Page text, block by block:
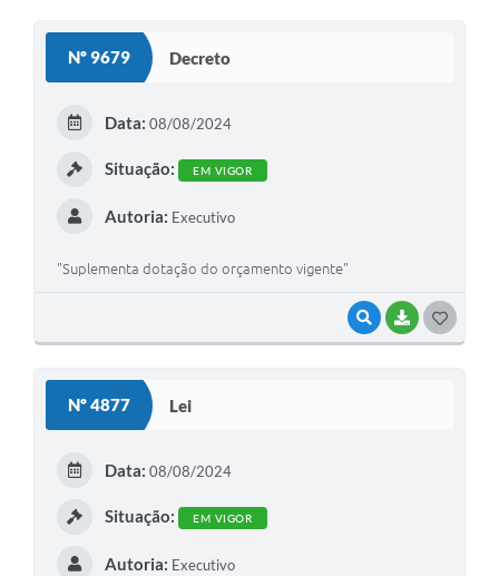
Nº 9679 Decreto
VISUALIZAR
BAIXAR
Data: 08/08/2024
Situação: EM VIGOR
Autoria: Executivo
"Suplementa dotação do orçamento vigente"
Nº 4877 Lei
Data: 08/08/2024
Situação: EM VIGOR
Autoria: Executivo